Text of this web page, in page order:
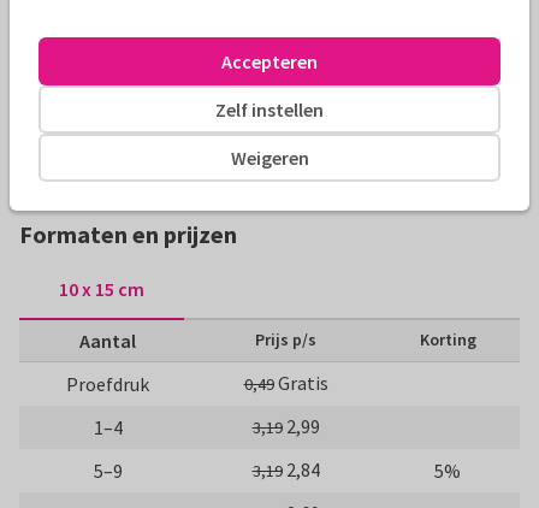
aanpasbaar!
Alle kaarten zijn helemaal naar wens aan te passen
Manique
Formaten en prijzen
10 x 15 cm
Aantal Prijs p/s Korting
Proefdruk 0,49Gratis
1–4
3,19 2,99
5–9
3,19 2,84
5%
Weigeren
Zelf instellen
Accepteren